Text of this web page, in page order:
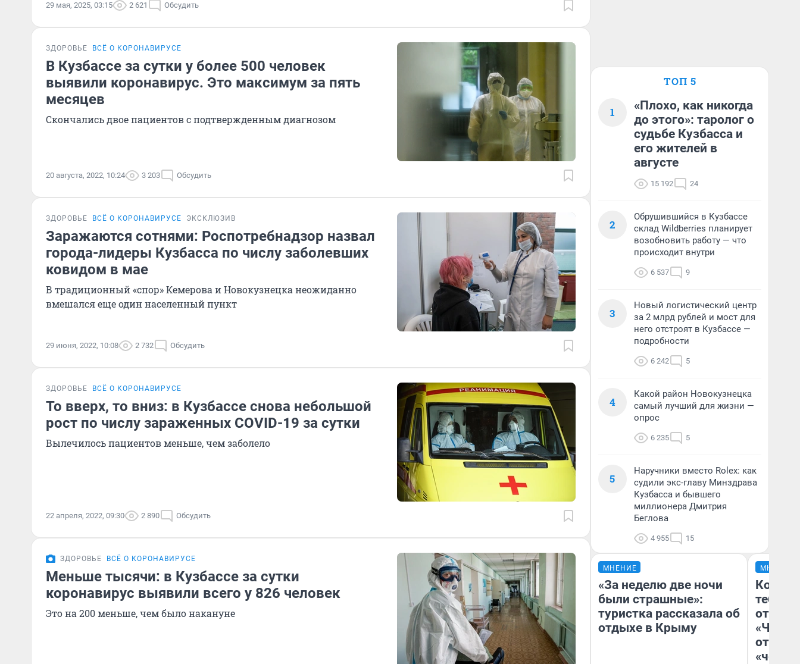
29 мая, 2025, 03:15 2 621 Обсудить
ЗДОРОВЬЕ ВСЁ О КОРОНАВИРУСЕ
В Кузбассе за сутки у более 500 человек
выявили коронавирус. Это максимум за пять
месяцев
Скончались двое пациентов с подтвержденным диагнозом
20 августа, 2022, 10:24 3 203 Обсудить
ЗДОРОВЬЕ ВСЁ О КОРОНАВИРУСЕ ЭКСКЛЮЗИВ
Заражаются сотнями: Роспотребнадзор назвал
города-лидеры Кузбасса по числу заболевших
ковидом в мае
В традиционный «спор» Кемерова и Новокузнецка неожиданно
вмешался еще один населенный пункт
29 июня, 2022, 10:08 2 732 Обсудить
ЗДОРОВЬЕ ВСЁ О КОРОНАВИРУСЕ
То вверх, то вниз: в Кузбассе снова небольшой
рост по числу зараженных COVID-19 за сутки
Вылечилось пациентов меньше, чем заболело
22 апреля, 2022, 09:30 2 890 Обсудить
ЗДОРОВЬЕ ВСЁ О КОРОНАВИРУСЕ
Меньше тысячи: в Кузбассе за сутки
коронавирус выявили всего у 826 человек
Это на 200 меньше, чем было накануне
ТОП 5
1
«Плохо, как никогда
до этого»: таролог о
судьбе Кузбасса и
его жителей в
августе
15 192 24
2
Обрушившийся в Кузбассе
склад Wildberries планирует
возобновить работу — что
происходит внутри
6 537 9
3
Новый логистический центр
за 2 млрд рублей и мост для
него отстроят в Кузбассе —
подробности
6 242 5
4
Какой район Новокузнецка
самый лучший для жизни —
опрос
6 235 5
5
Наручники вместо Rolex: как
судили экс-главу Минздрава
Кузбасса и бывшего
миллионера Дмитрия
Беглова
4 955 15
МНЕНИЕ
«За неделю две ночи
были страшные»:
туристка рассказала об
отдыхе в Крыму
МНЕНИЕ
тебя
отзыв